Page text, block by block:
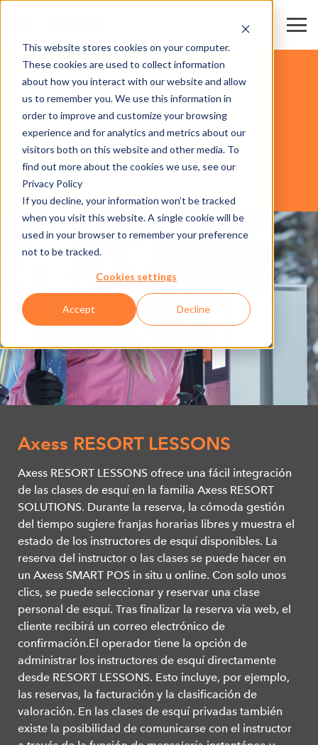
This website stores cookies on your computer.
These cookies are used to collect information
about how you interact with our website and allow
us to remember you. We use this information in
order to improve and customize your browsing
experience and for analytics and metrics about our
visitors both on this website and other media. To
find out more about the cookies we use, see our
Privacy Policy
If you decline, your information won’t be tracked
when you visit this website. A single cookie will be
used in your browser to remember your preference
not to be tracked.
Cookies settings
Accept Decline
AXESS RESORT LESSONS
SOFTWARE
ESTACIONES DE ESQUÍ
Axess RESORT LESSONS
Axess RESORT LESSONS ofrece una fácil integración
de las clases de esquí en la familia Axess RESORT
SOLUTIONS. Durante la reserva, la cómoda gestión
del tiempo sugiere franjas horarias libres y muestra el
estado de los instructores de esquí disponibles. La
reserva del instructor o las clases se puede hacer en
un Axess SMART POS in situ u online. Con solo unos
clics, se puede seleccionar y reservar una clase
personal de esquí. Tras finalizar la reserva via web, el
cliente recibirá un correo electrónico de
confirmación.El operador tiene la opción de
administrar los instructores de esquí directamente
desde RESORT LESSONS. Esto incluye, por ejemplo,
las reservas, la facturación y la clasificación de
valoración. En las clases de esquí privadas también
existe la posibilidad de comunicarse con el instructor